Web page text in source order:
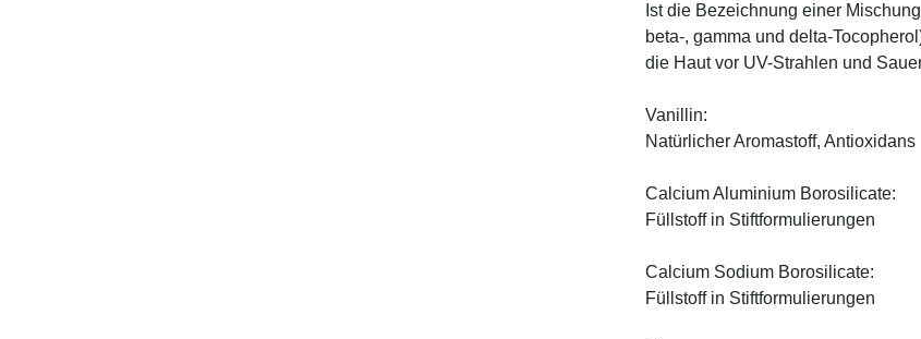
Ist die Bezeichnung einer
beta-, gamma und delta-
die Haut vor UV-Strahlen und
Vanillin:
Natürlicher Aromastoff, Antioxidans
Calcium Aluminium Borosilicate:
Füllstoff in Stiftformulierungen
Calcium Sodium Borosilicate:
Füllstoff in Stiftformulierungen